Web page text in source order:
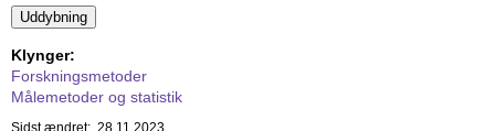
Klynger:
Forskningsmetoder
Målemetoder og statistik
Sidst ændret: 28.11.2023